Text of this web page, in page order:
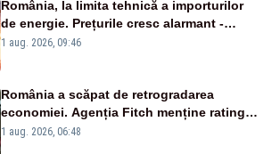
România, la limita tehnică a importurilor
de energie. Prețurile cresc alarmant -
Analiză Realitatea Plus
1 aug. 2026, 09:46
România a scăpat de retrogradarea
economiei. Agenția Fitch menține ratingul
„BBB-” cu perspectivă negativă
1 aug. 2026, 06:48